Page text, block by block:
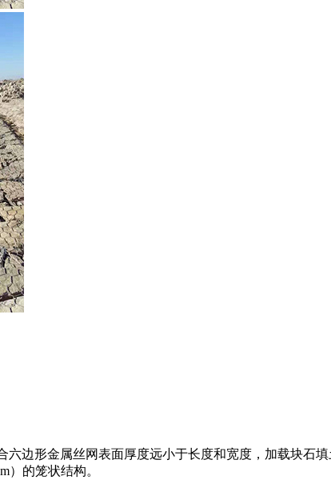
边形金属丝网表面厚度远小于长度和宽度，加载块石
）的笼状结构。